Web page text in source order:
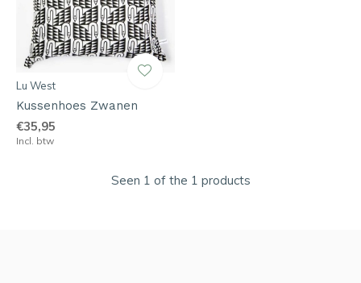
Lu West
Kussenhoes Zwanen
€35,95
Incl. btw
Seen 1 of the 1 products